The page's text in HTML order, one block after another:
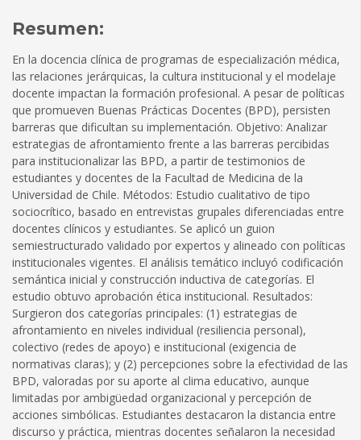
Resumen:
En la docencia clínica de programas de especialización médica,
las relaciones jerárquicas, la cultura institucional y el modelaje
docente impactan la formación profesional. A pesar de políticas
que promueven Buenas Prácticas Docentes (BPD), persisten
barreras que dificultan su implementación. Objetivo: Analizar
estrategias de afrontamiento frente a las barreras percibidas
para institucionalizar las BPD, a partir de testimonios de
estudiantes y docentes de la Facultad de Medicina de la
Universidad de Chile. Métodos: Estudio cualitativo de tipo
sociocrítico, basado en entrevistas grupales diferenciadas entre
docentes clínicos y estudiantes. Se aplicó un guion
semiestructurado validado por expertos y alineado con políticas
institucionales vigentes. El análisis temático incluyó codificación
semántica inicial y construcción inductiva de categorías. El
estudio obtuvo aprobación ética institucional. Resultados:
Surgieron dos categorías principales: (1) estrategias de
afrontamiento en niveles individual (resiliencia personal),
colectivo (redes de apoyo) e institucional (exigencia de
normativas claras); y (2) percepciones sobre la efectividad de las
BPD, valoradas por su aporte al clima educativo, aunque
limitadas por ambigüedad organizacional y percepción de
acciones simbólicas. Estudiantes destacaron la distancia entre
discurso y práctica, mientras docentes señalaron la necesidad